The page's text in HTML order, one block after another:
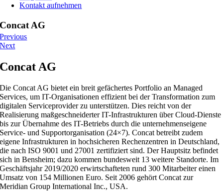
Kontakt aufnehmen
Concat AG
Previous
Next
Concat AG
Die Concat AG bietet ein breit gefächertes Portfolio an Managed
Services, um IT-Organisationen effizient bei der Transformation zum
digitalen Serviceprovider zu unterstützen. Dies reicht von der
Realisierung maßgeschneiderter IT-Infrastrukturen über Cloud-Dienste
bis zur Übernahme des IT-Betriebs durch die unternehmenseigene
Service- und Supportorganisation (24×7). Concat betreibt zudem
eigene Infrastrukturen in hochsicheren Rechenzentren in Deutschland,
die nach ISO 9001 und 27001 zertifiziert sind. Der Hauptsitz befindet
sich in Bensheim; dazu kommen bundesweit 13 weitere Standorte. Im
Geschäftsjahr 2019/2020 erwirtschafteten rund 300 Mitarbeiter einen
Umsatz von 154 Millionen Euro. Seit 2006 gehört Concat zur
Meridian Group International Inc., USA.